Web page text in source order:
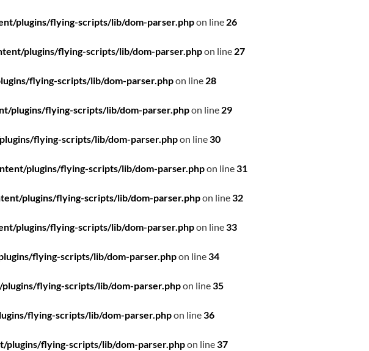
plugins/flying-scripts/lib/dom-parser.phpon line 26
plugins/flying-scripts/lib/dom-parser.phpon line 27
flying-scripts/lib/dom-parser.phpon line 28
plugins/flying-scripts/lib/dom-parser.phpon line 29
flying-scripts/lib/dom-parser.phpon line30
plugins/flying-scripts/lib/dom-parser.phpon line31
plugins/flying-scripts/lib/dom-parser.phpon line32
plugins/flying-scripts/lib/dom-parser.phpon line33
flying-scripts/lib/dom-parser.phpon line34
flying-scripts/lib/dom-parser.phpon line35
flying-scripts/lib/dom-parser.phpon line36
flying-scripts/lib/dom-parser.phpon line37